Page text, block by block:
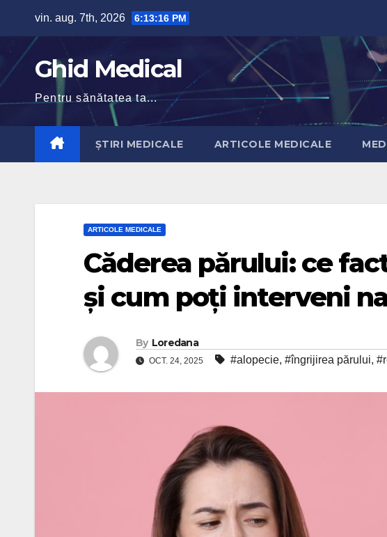
content
vin. aug. 7th, 2026 6:13:17 PM
Ghid Medical
Pentru sănătatea ta...
ȘTIRI MEDICALE ARTICOLE MEDICALE
ARTICOLE MEDICALE
Căderea părului: ce
și cum poți interveni
By Loredana
OCT. 24, 2025 #alopecie, #îngrijirea părului,